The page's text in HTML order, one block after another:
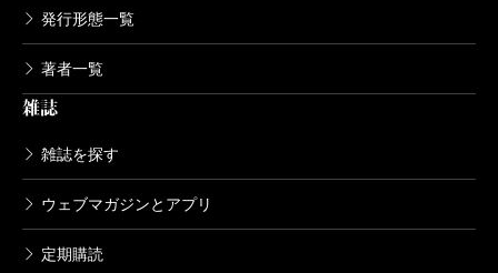
発行形態一覧
著者一覧
雑誌
雑誌を探す
ウェブマガジンとアプリ
定期購読